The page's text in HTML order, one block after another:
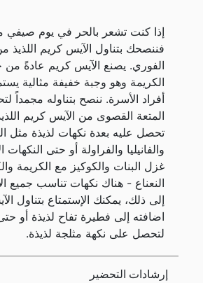
إذا كنت تشعر بالحر في يوم
فننصحك بتناول الآيس كريم اللذيذ
الفوري. يصنع الآيس كريم عادةً من
الكريمة وهو وجبة خفيفة مثالية
أفراد الأسرة. ننصح بتناوله مجمداً
المتعة القصوى من الآيس كريم
تحصل عليه بعدة نكهات لذيذة مثل
والفانيليا والفراولة أو حتى النكهات
غزل البنات والكوكيز مع الكريمة
النعناع - هناك نكهات تناسب جميع
إلى ذلك، يمكنك الإستمتاع بتناول
اضافته إلى فطيرة تفاح لذيذة أو
لتحصل على نكهة مثلجة لذيذة.
إرشادات التحضير